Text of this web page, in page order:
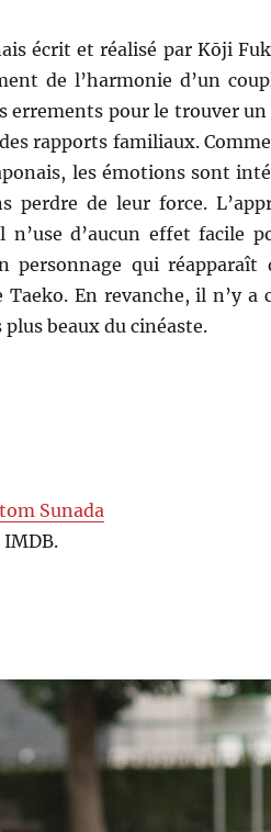
écrit et réalisé par Kōji
de l’harmonie d’un
errements pour le trouver un
rapports familiaux.
les émotions sont
perdre de leur force.
d’aucun effet facile
personnage qui réapparaît
En revanche, il n’y a
beaux du cinéaste.
Sunada